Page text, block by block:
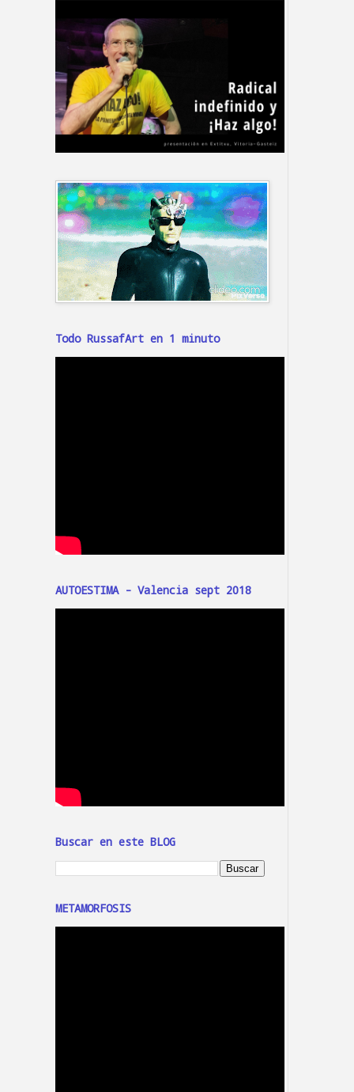
Todo RussafArt en 1 minuto
AUTOESTIMA - Valencia sept 2018
Buscar en este BLOG
METAMORFOSIS